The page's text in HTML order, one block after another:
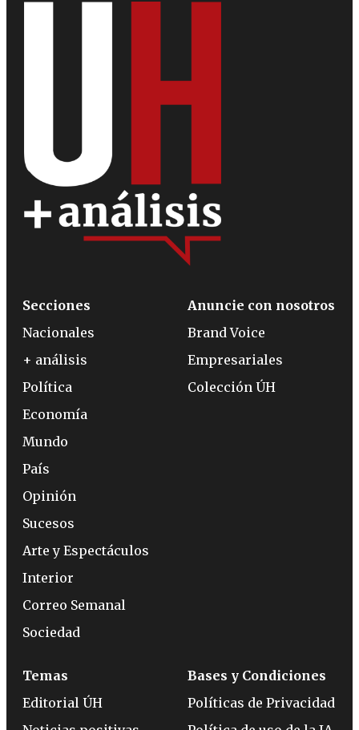
Secciones
Nacionales
+ análisis
Política
Economía
Mundo
País
Opinión
Sucesos
Arte y Espectáculos
Interior
Correo Semanal
Sociedad
Anuncie con nosotros
Brand Voice
Empresariales
Colección ÚH
Temas
Editorial ÚH
Bases y Condiciones
Políticas de Privacidad